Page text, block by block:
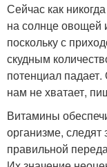
Сейчас как
на солнце овощей
поскольку с
скудным
потенциал падает.
нам не хватает,
Витамины
организме,
правильной